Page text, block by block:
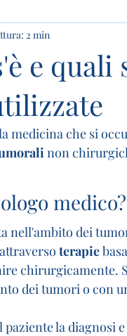
e quali
2 min
medicina che si
non
medico?
nell'ambito dei
terapie
chirurgicamente.
dei tumori o con
la diagnosi